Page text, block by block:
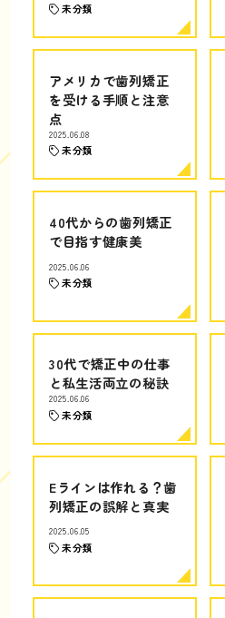
未分類
アメリカで歯列矯正
を受ける手順と注意
点
2025.06.08
未分類
40代からの歯列矯正
で目指す健康美
2025.06.06
未分類
30代で矯正中の仕事
と私生活両立の秘訣
2025.06.06
未分類
Eラインは作れる？歯
列矯正の誤解と真実
2025.06.05
未分類